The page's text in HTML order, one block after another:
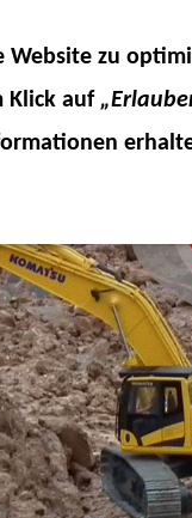
Website zu
Klick auf